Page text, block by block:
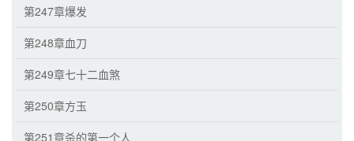
第247章爆发
第248章血刀
第249章七十二血煞
第250章方玉
第251章杀的第一个人